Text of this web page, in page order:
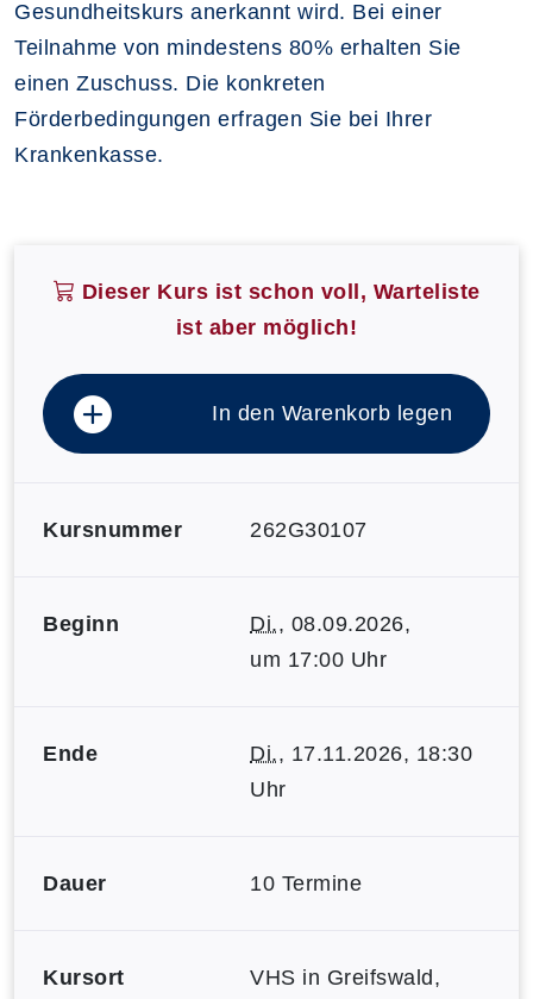
Gesundheitskurs anerkannt wird. Bei einer
Teilnahme von mindestens 80% erhalten Sie
einen Zuschuss. Die konkreten
Förderbedingungen erfragen Sie bei Ihrer
Krankenkasse.
Dieser Kurs ist schon voll, Warteliste
ist aber möglich!
In den Warenkorb legen
Kursnummer 262G30107
Beginn Di., 08.09.2026,
um 17:00 Uhr
Ende Di., 17.11.2026, 18:30
Uhr
Dauer 10 Termine
Kursort
VHS in Greifswald,